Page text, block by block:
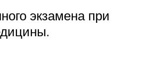
экзамена при